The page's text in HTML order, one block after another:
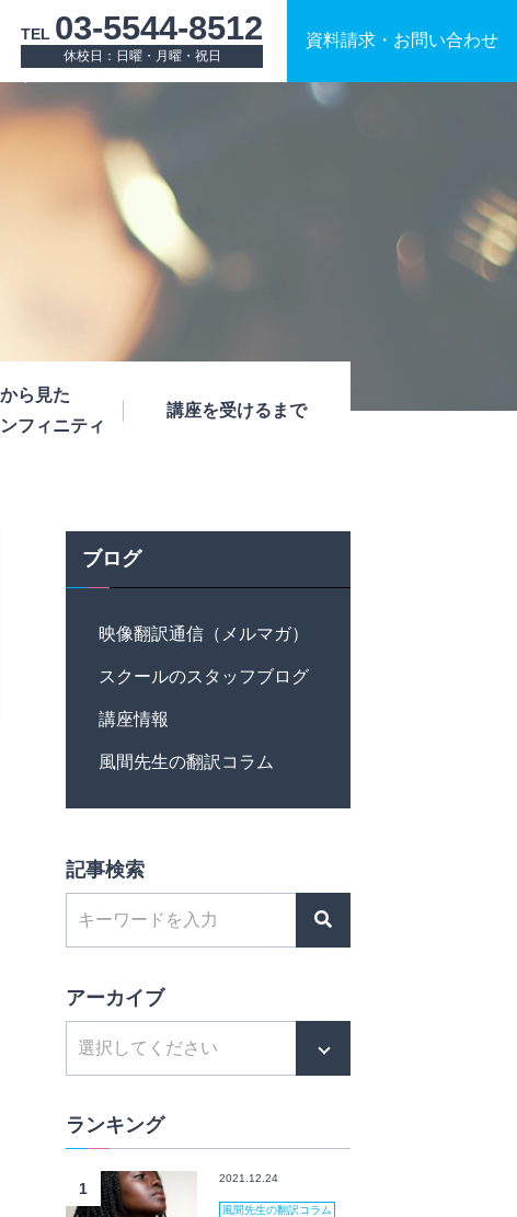
TEL 03-5544-8512
休校日：日曜・月曜・祝日
資料請求 ・ お問い合わせ
ら見た
フィニティ
講座を受けるまで
ブログ
映像翻訳通信（メルマガ）
スクールのスタッフブログ
講座情報
風間先生の翻訳コラム
記事検索
アーカイブ
ランキング
1
2021.12.24
風間先生の翻訳コラム